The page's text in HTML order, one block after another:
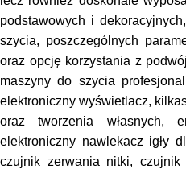
podstawowych i
szycia, poszczególnych
oraz opcję korzystania z
maszyny do szycia
elektroniczny wyświetlacz,
oraz tworzenia własnych,
elektroniczny nawlekacz igły
czujnik zerwania nitki,